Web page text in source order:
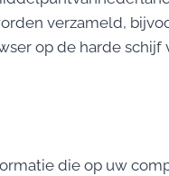
verzameld,
op de harde
die op uw